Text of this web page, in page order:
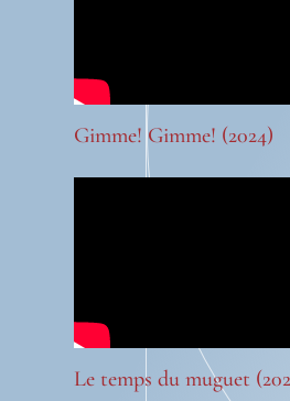
Gimme! Gimme! (2024)
Le temps du muguet